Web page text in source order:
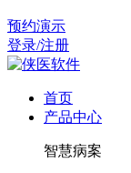
预约演示
登录/注册
首页
产品中心
智慧病案